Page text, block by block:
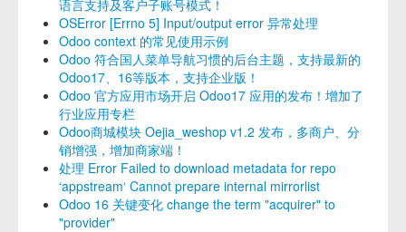
语言支持及客户子账号模式！
OSError [Errno 5] Input/output error 异常处理
Odoo context 的常见使用示例
Odoo 符合国人菜单导航习惯的后台主题，支持最新的
Odoo17、16等版本，支持企业版！
Odoo 官方应用市场开启 Odoo17 应用的发布！增加了
行业应用专栏
Odoo商城模块 Oejia_weshop v1.2 发布，多商户、分
销增强，增加商家端！
处理 Error Failed to download metadata for repo
‘appstream‘ Cannot prepare internal mirrorlist
Odoo 16 关键变化 change the term "acquirer" to
"provider"